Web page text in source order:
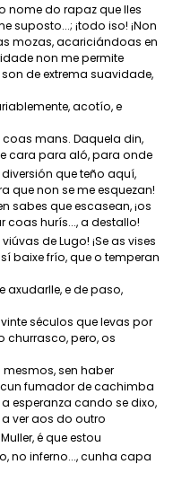
nome do rapaz que lles
suposto...; ¡todo iso! ¡Non
mozas, acariciándoas en
non me permite
de extrema suavidade,
acotío, e
mans. Daquela din,
cara para aló, para onde
que teño aquí,
que non se me esquezan!
sabes que escasean, ¡os
hurís..., a destallo!
de Lugo! ¡Se as vises
baixe frío, que o temperan
axudarlle, e de paso,
séculos que levas por
churrasco, pero, os
mesmos, sen haber
cun fumador de cachimba
esperanza cando se dixo,
a ver aos do outro
é que estou
no inferno..., cunha capa